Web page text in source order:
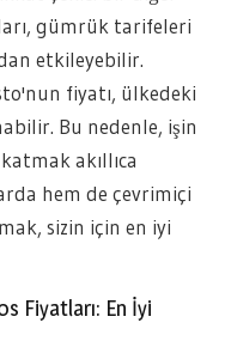
gümrük tarifeleri
etkileyebilir.
fiyatı, ülkedeki
Bu nedenle, işin
akıllıca
hem de çevrimiçi
sizin için en iyi
Fiyatları: En İyi